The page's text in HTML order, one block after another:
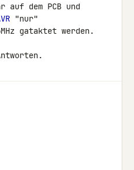
auf dem PCB und
"nur"
gataktet werden.